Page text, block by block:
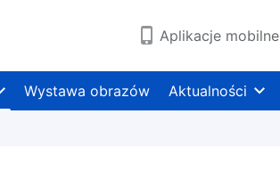
Aplikacje mobilne
Wystawa obrazów Aktualności